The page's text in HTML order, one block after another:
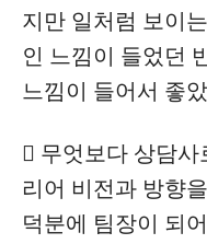
지만 일처럼 보이
인 느낌이 들었던
느낌이 들어서 좋
 무엇보다 상담사
리어 비전과 방향
덕분에 팀장이 되